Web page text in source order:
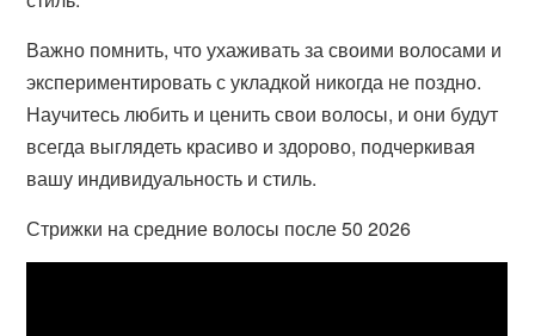
Важно помнить, что ухаживать за своими волосами и
экспериментировать с укладкой никогда не поздно.
Научитесь любить и ценить свои волосы, и они будут
всегда выглядеть красиво и здорово, подчеркивая
вашу индивидуальность и стиль.
Стрижки на средние волосы после 50 2026